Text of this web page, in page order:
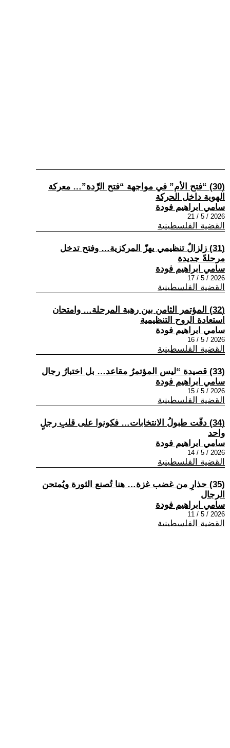
(30) “فتح الأم” في مواجهة “فتح الرِّدة”… معركة
الهوية داخل الحركة
سامي ابراهيم فودة
2026 / 5 / 21
القضية الفلسطينية
(31) زلزالٌ تنظيمي يهزّ المركزية… وفتح تدخل
مرحلةً جديدة
سامي ابراهيم فودة
2026 / 5 / 17
القضية الفلسطينية
(32) المؤتمر الثامن بين رهبة المرحلة… وامتحان
استعادة الروح التنظيمية
سامي ابراهيم فودة
2026 / 5 / 16
القضية الفلسطينية
(33) قصيدة “ليس المؤتمرُ مقاعد… بل اختبارُ رجال
سامي ابراهيم فودة
2026 / 5 / 15
القضية الفلسطينية
(34) دقّت طبولُ الانتخابات… فكونوا على قلبِ رجلٍ
واحد
سامي ابراهيم فودة
2026 / 5 / 14
القضية الفلسطينية
(35) حذارِ من غضب غزة… هنا تُصنع الثورة ويُمتحن
الرجال
سامي ابراهيم فودة
2026 / 5 / 11
القضية الفلسطينية